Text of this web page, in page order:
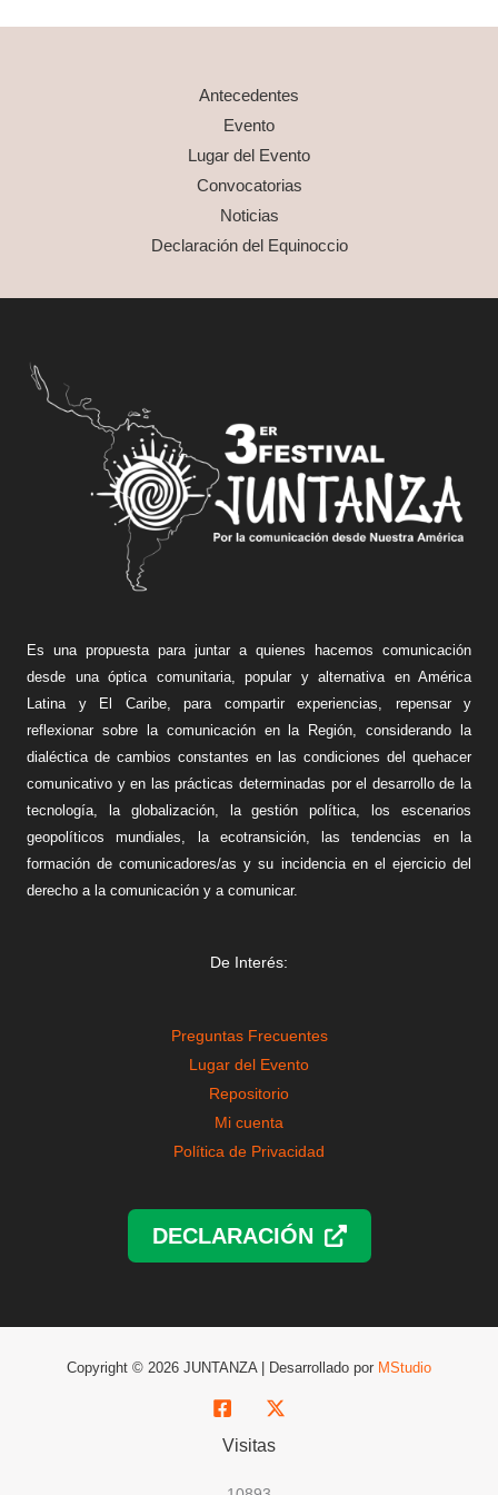
Antecedentes
Evento
Lugar del Evento
Convocatorias
Noticias
Declaración del Equinoccio
Es una propuesta para juntar a quienes hacemos comunicación
desde una óptica comunitaria, popular y alternativa en América
Latina y El Caribe, para compartir experiencias, repensar y
reflexionar sobre la comunicación en la Región, considerando la
dialéctica de cambios constantes en las condiciones del quehacer
comunicativo y en las prácticas determinadas por el desarrollo de la
tecnología, la globalización, la gestión política, los escenarios
geopolíticos mundiales, la ecotransición, las tendencias en la
formación de comunicadores/as y su incidencia en el ejercicio del
derecho a la comunicación y a comunicar.
De Interés:
Preguntas Frecuentes
Lugar del Evento
Repositorio
Mi cuenta
Política de Privacidad
DECLARACIÓN
Copyright © 2026 JUNTANZA | Desarrollado por MStudio
Visitas